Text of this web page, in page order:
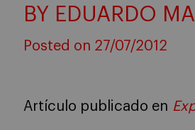
BY EDUARDO
Posted on 27/07/2012
Artículo publicado en